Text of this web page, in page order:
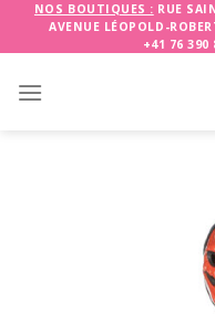
NOS BOUTIQUES : RUE
AVENUE LÉOPOLD-
+41 76 390